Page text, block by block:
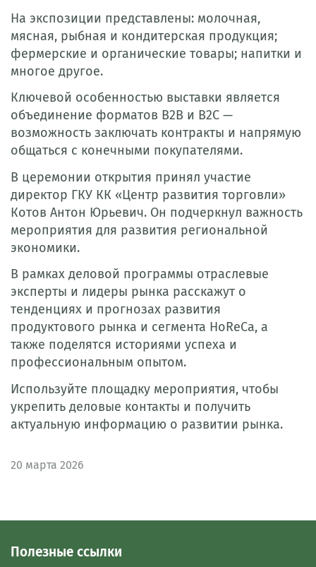
На экспозиции представлены: молочная,
мясная, рыбная и кондитерская продукция;
фермерские и органические товары; напитки и
многое другое.
Ключевой особенностью выставки является
объединение форматов B2B и B2C —
возможность заключать контракты и напрямую
общаться с конечными покупателями.
В церемонии открытия принял участие
директор ГКУ КК «Центр развития торговли»
Котов Антон Юрьевич. Он подчеркнул важность
мероприятия для развития региональной
экономики.
В рамках деловой программы отраслевые
эксперты и лидеры рынка расскажут о
тенденциях и прогнозах развития
продуктового рынка и сегмента HoReCa, а
также поделятся историями успеха и
профессиональным опытом.
Используйте площадку мероприятия, чтобы
укрепить деловые контакты и получить
актуальную информацию о развитии рынка.
20 марта 2026
Полезные ссылки